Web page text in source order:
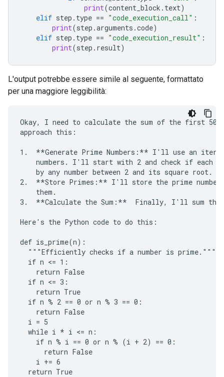
print(content_block . text)
elif step . type == "code_execution_call" :
print(step .arguments .code)
elif step . type == "code_execution_result" :
print(step . result)
L'output potrebbe essere simile al seguente, formattato
per una maggiore leggibilità:
Okay, I need to calculate the sum of the first 50
approach this:
1.  **Generate Prime Numbers:** I'll use an
numbers. I'll start with 2 and check if each
by any number between 2 and its square root.
2.  **Store Primes:** I'll store the prime
    them.
3.  **Calculate the Sum:**  Finally, I'll sum the
Here's the Python code to do this:
def is_prime(n):
  """Efficiently checks if a number is prime."""
  if n <= 1:
    return False
  if n <= 3:
    return True
  if n % 2 == 0 or n % 3 == 0:
    return False
  i = 5
  while i * i <= n:
    if n % i == 0 or n % (i + 2) == 0:
      return False
    i += 6
  return True